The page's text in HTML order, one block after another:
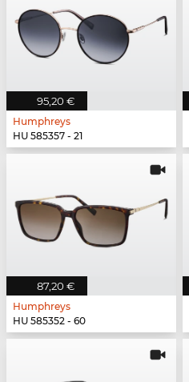
95,20 €
Humphreys
HU 585357 - 21
87,20 €
Humphreys
HU 585352 - 60